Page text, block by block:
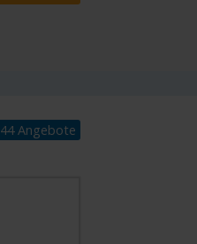
44 Angebote